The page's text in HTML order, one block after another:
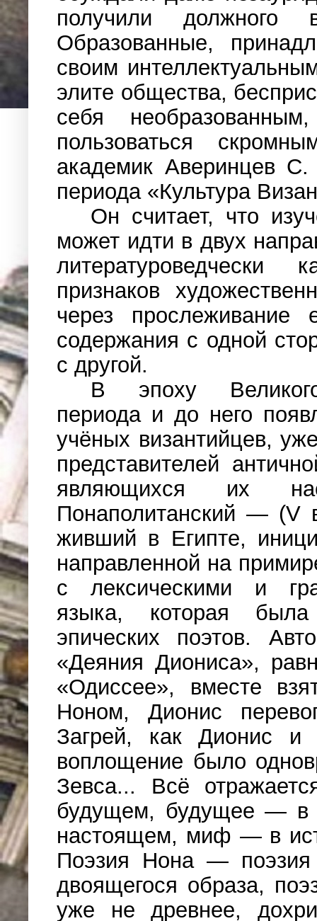
получили должного
Образованные,
своим
элите общества,
себя
пользоваться
академик Аверинцев С.
периода «Культура
Он считает, что
может идти в двух
литературоведчески
признаков
через прослеживание
содержания с одной
с другой.
В эпоху Великого
периода и до него
учёных византийцев,
представителей
являющихся их
Понаполитанский — (V
живший в Египте,
направленной на
с лексическими и
языка, которая
эпических поэтов.
«Деяния Диониса»,
«Одиссее», вместе
Ноном, Дионис
Загрей, как Дионис и
воплощение было
Зевса... Всё
будущем, будущее — в
настоящем, миф — в
Поэзия Нона — поэзия
двоящегося образа,
уже не древнее,